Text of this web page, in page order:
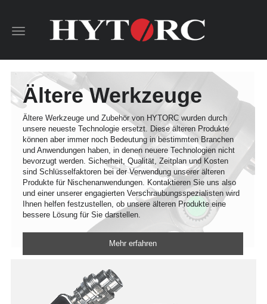
Toggle
Ältere Werkzeuge
Ältere Werkzeuge und Zubehör von HYTORC wurden durch
unsere neueste Technologie ersetzt. Diese älteren Produkte
können aber immer noch Bedeutung in bestimmten Branchen
und Anwendungen haben, in denen neuere Technologien nicht
bevorzugt werden. Sicherheit, Qualität, Zeitplan und Kosten
sind Schlüsselfaktoren bei der Verwendung unserer älteren
Produkte für Nischenanwendungen. Kontaktieren Sie uns also
und einer unserer engagierten Verschraubungsspezialisten wird
Ihnen helfen festzustellen, ob unsere älteren Produkte eine
bessere Lösung für Sie darstellen.
Mehr erfahren